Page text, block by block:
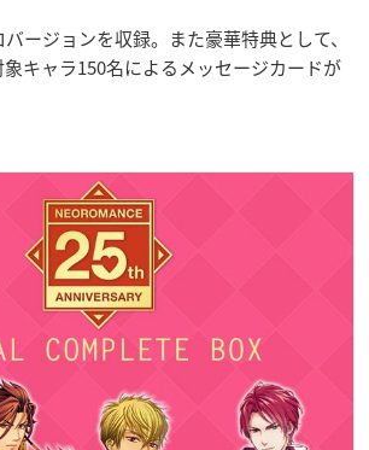
ージョンを収録。また豪華特典として、
キャラ150名によるメッセージカードが